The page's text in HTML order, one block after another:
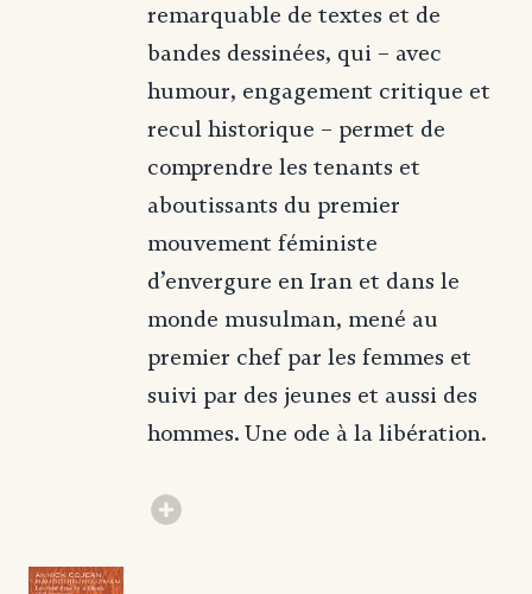
remarquable de textes et de
bandes dessinées, qui – avec
humour, engagement critique et
recul historique – permet de
comprendre les tenants et
aboutissants du premier
mouvement féministe
d’envergure en Iran et dans le
monde musulman, mené au
premier chef par les femmes et
suivi par des jeunes et aussi des
hommes. Une ode à la libération.